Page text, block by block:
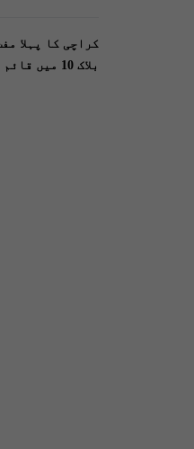
کراچی کا پہلا
بلاک 10 میں قائم